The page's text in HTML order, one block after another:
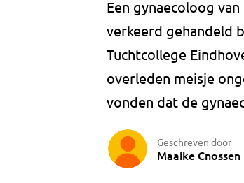
Een gynaecoloog
verkeerd gehandeld
Tuchtcollege
overleden meisje
vonden dat de
Geschreven door
Maaike Cnossen